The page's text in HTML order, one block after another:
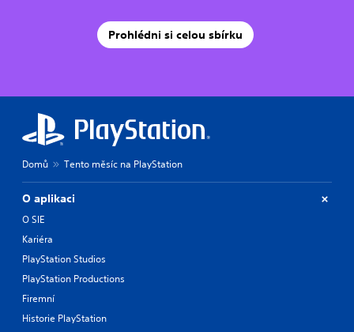
Prohlédni si celou sbírku
Domů Tento měsíc na PlayStation
O aplikaci
O SIE
Kariéra
PlayStation Studios
PlayStation Productions
Firemní
Historie PlayStation